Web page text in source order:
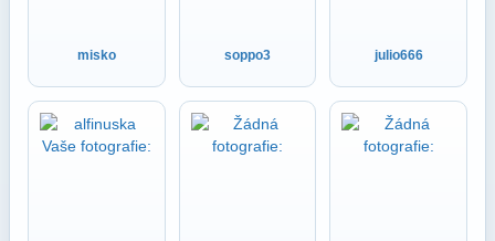
misko soppo3 julio666